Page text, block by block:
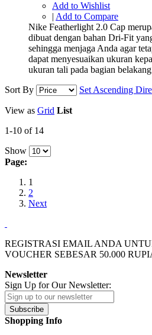
Add to Wishlist
| Add to Compare
Nike Featherlight 2.0 Cap
dibuat dengan bahan Dri-Fit
sehingga menjaga Anda agar
dapat menyesuaikan ukuran
ukuran tali pada bagian
Sort By
Set Ascending
View as Grid List
1-10 of 14
Show
Page:
1
2
Next
REGISTRASI EMAIL ANDA
VOUCHER SEBESAR 50.000
Newsletter
Sign Up for Our Newsletter:
Subscribe
Shopping Info